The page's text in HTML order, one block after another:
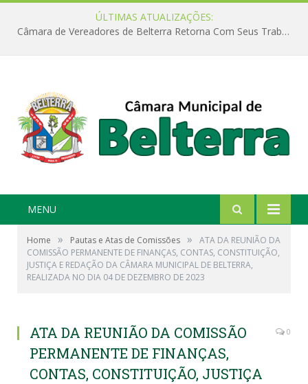
ÚLTIMAS ATUALIZAÇÕES:
Câmara de Vereadores de Belterra Retorna Com Seus Trabalhos Legislativos
MENU
Home » Pautas e Atas de Comissões »
ATA DA REUNIÃO DA
COMISSÃO PERMANENTE DE FINANÇAS, CONTAS, CONSTITUIÇÃO,
JUSTIÇA E REDAÇÃO DA CÂMARA MUNICIPAL DE BELTERRA,
REALIZADA NO DIA 04 DE DEZEMBRO DE 2023
ATA DA REUNIÃO DA COMISSÃO
PERMANENTE DE FINANÇAS,
CONTAS, CONSTITUIÇÃO, JUSTIÇA
0